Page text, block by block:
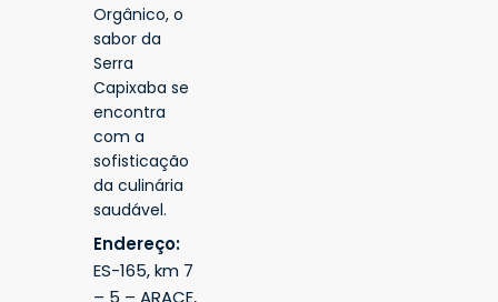
Orgânico, o
sabor da
Serra
Capixaba se
encontra
com a
sofisticação
da culinária
saudável.
Endereço:
ES-165, km 7
– 5 – ARACE,